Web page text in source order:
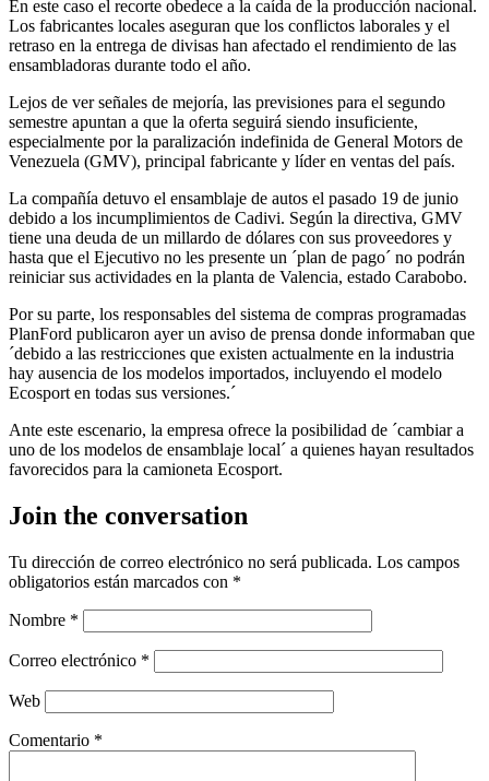
En este caso el recorte obedece a la caída de la producción nacional.
Los fabricantes locales aseguran que los conflictos laborales y el
retraso en la entrega de divisas han afectado el rendimiento de las
ensambladoras durante todo el año.
Lejos de ver señales de mejoría, las previsiones para el segundo
semestre apuntan a que la oferta seguirá siendo insuficiente,
especialmente por la paralización indefinida de General Motors de
Venezuela (GMV), principal fabricante y líder en ventas del país.
La compañía detuvo el ensamblaje de autos el pasado 19 de junio
debido a los incumplimientos de Cadivi. Según la directiva, GMV
tiene una deuda de un millardo de dólares con sus proveedores y
hasta que el Ejecutivo no les presente un ´plan de pago´ no podrán
reiniciar sus actividades en la planta de Valencia, estado Carabobo.
Por su parte, los responsables del sistema de compras programadas
PlanFord publicaron ayer un aviso de prensa donde informaban que
´debido a las restricciones que existen actualmente en la industria
hay ausencia de los modelos importados, incluyendo el modelo
Ecosport en todas sus versiones.´
Ante este escenario, la empresa ofrece la posibilidad de ´cambiar a
uno de los modelos de ensamblaje local´ a quienes hayan resultados
favorecidos para la camioneta Ecosport.
Join the conversation
Tu dirección de correo electrónico no será publicada. Los campos
obligatorios están marcados con *
Nombre *
Correo electrónico *
Web
Comentario *